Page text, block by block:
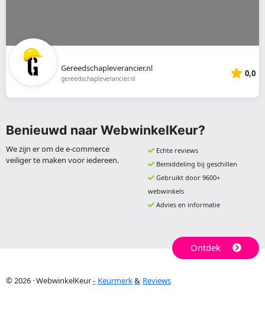
Gereedschapleverancier.nl
gereedschapleverancier.nl 0,0
Benieuwd naar WebwinkelKeur?
We zijn er om de e-commerce
veiliger te maken voor iedereen.
Echte reviews
Bemiddeling bij geschillen
Gebruikt door 9600+
webwinkels
Advies en informatie
Ontdek
© 2026 · WebwinkelKeur Keurmerk Reviews